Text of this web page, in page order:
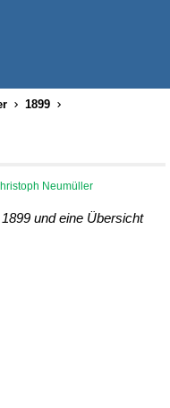
1899
Neumüller
und eine Übersicht